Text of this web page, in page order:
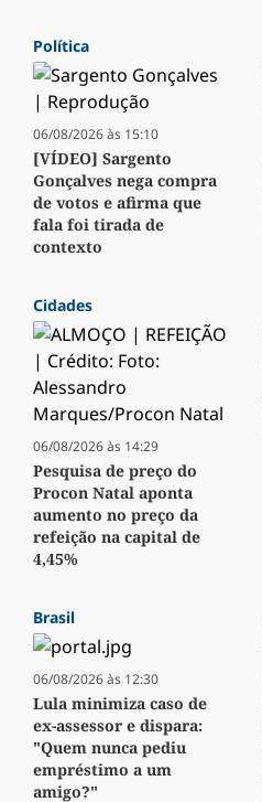
Política
06/08/2026 às 15:10
[VÍDEO] Sargento
Gonçalves nega compra
de votos e afirma que
fala foi tirada de
contexto
Cidades
06/08/2026 às 14:29
Pesquisa de preço do
Procon Natal aponta
aumento no preço da
refeição na capital de
4,45%
Brasil
06/08/2026 às 12:30
Lula minimiza caso de
ex-assessor e dispara:
"Quem nunca pediu
empréstimo a um
amigo?"